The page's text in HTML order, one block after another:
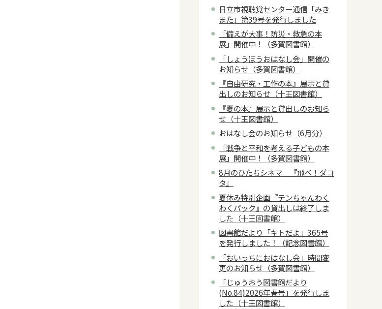
日立市視聴覚センター通信「みき
また」第39号を発行しました
「備えが大事！防災・救急の本
展」開催中！（多賀図書館）
「しょうぼうおはなし会」開催の
お知らせ（多賀図書館）
『自由研究・工作の本』展示と貸
出しのお知らせ（十王図書館）
『夏の本』展示と貸出しのお知ら
せ（十王図書館）
おはなし会のお知らせ（6月分）
「戦争と平和を考える子どもの本
展」開催中！（多賀図書館）
8月のひたちシネマ 『飛べ！ダコ
タ』
夏休み特別企画『テンちゃんわく
わくパック』の貸出しは終了しま
した（十王図書館）
図書館だより「キトだよ」365号
を発行しました！（記念図書館）
「おいっちにおはなし会」時間変
更のお知らせ（多賀図書館）
「じゅうおう図書館だより
(No.84)2026年春号」を発行しま
した（十王図書館）